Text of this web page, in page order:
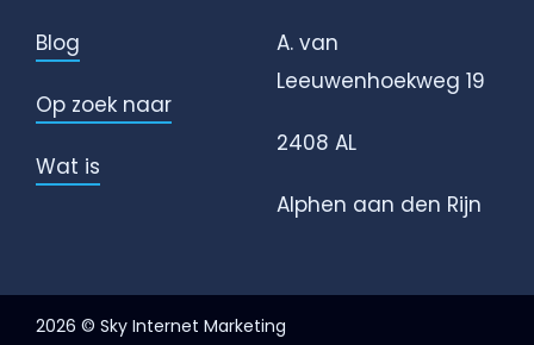
Blog
Op zoek naar
Wat is
A. van
Leeuwenhoekweg 19
2408 AL
Alphen aan den Rijn
2026 © Sky Internet Marketing